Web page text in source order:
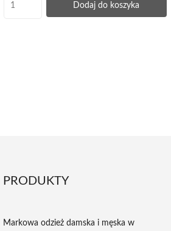
Dodaj do koszyka
PRODUKTY
Markowa odzież damska i męska w